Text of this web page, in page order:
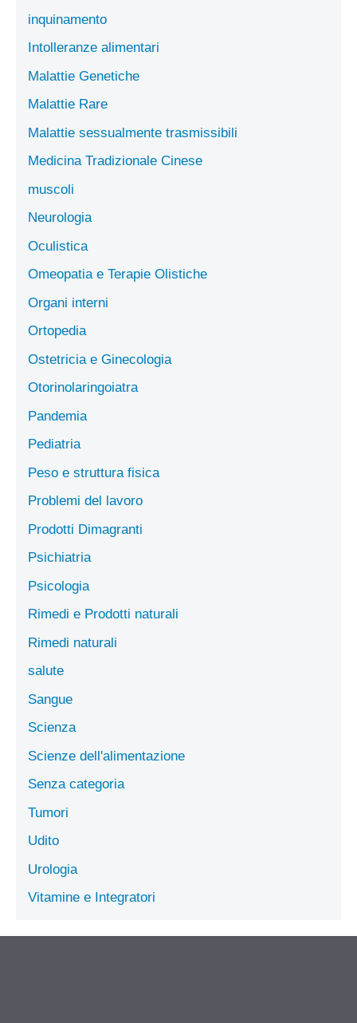
inquinamento
Intolleranze alimentari
Malattie Genetiche
Malattie Rare
Malattie sessualmente trasmissibili
Medicina Tradizionale Cinese
muscoli
Neurologia
Oculistica
Omeopatia e Terapie Olistiche
Organi interni
Ortopedia
Ostetricia e Ginecologia
Otorinolaringoiatra
Pandemia
Pediatria
Peso e struttura fisica
Problemi del lavoro
Prodotti Dimagranti
Psichiatria
Psicologia
Rimedi e Prodotti naturali
Rimedi naturali
salute
Sangue
Scienza
Scienze dell'alimentazione
Senza categoria
Tumori
Udito
Urologia
Vitamine e Integratori